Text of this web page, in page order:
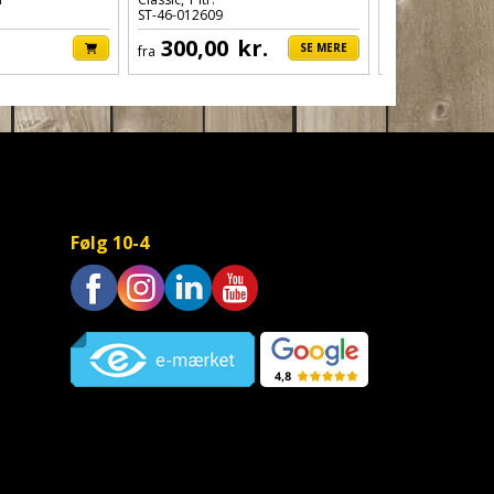
ST-46-012609
fra 300,00 kr. SE MERE
ST-46-012406
fra
410,00
Følg 10-4